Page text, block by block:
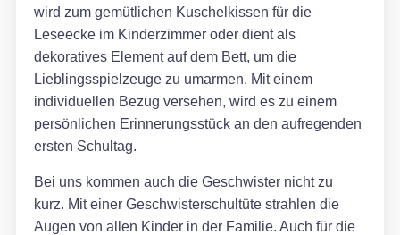
wird zum gemütlichen Kuschelkissen für die
Leseecke im Kinderzimmer oder dient als
dekoratives Element auf dem Bett, um die
Lieblingsspielzeuge zu umarmen. Mit einem
individuellen Bezug versehen, wird es zu einem
persönlichen Erinnerungsstück an den aufregenden
ersten Schultag.
Bei uns kommen auch die Geschwister nicht zu
kurz. Mit einer Geschwisterschultüte strahlen die
Augen von allen Kinder in der Familie. Auch für die